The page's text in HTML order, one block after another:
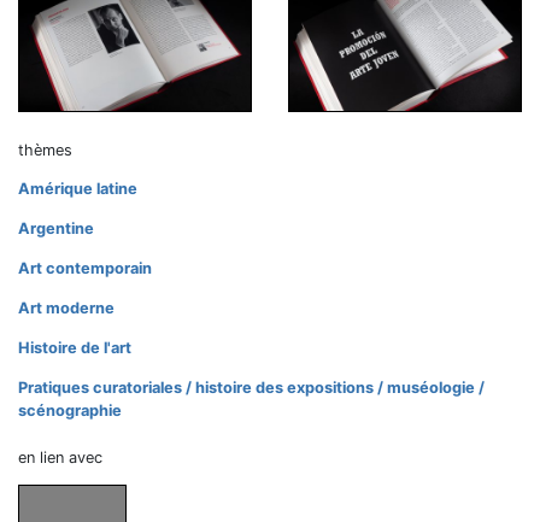
thèmes
Amérique latine
Argentine
Art contemporain
Art moderne
Histoire de l'art
Pratiques curatoriales / histoire des expositions / muséologie /
scénographie
en lien avec